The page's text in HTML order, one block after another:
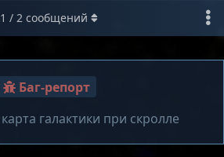
Баг-репорт
галактики при скролле
1 / 2сообщений